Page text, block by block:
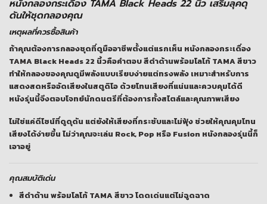
หนังกลองกระเดื่อง TAMA Black Heads 22 นิ้ว เสริมลุคดุ
ดันให้ชุดกลองคุณ
เหตุผลที่ควรซื้อสินค้า
ถ้าคุณต้องการกลองชุดที่ดูมืออาชีพตั้งแต่แรกเห็น หนังกลองกระเดื่อง
TAMA Black Heads 22 นิ้วคือคำตอบ สีดำด้านพร้อมโลโก้ TAMA สีขาว
ทำให้กลองของคุณดูมีพลังแบบเรียบง่ายแต่ทรงพลัง เหมาะสำหรับการ
แสดงสดหรืออัดเสียงในสตูดิโอ ด้วยโทนเสียงที่แน่นและควบคุมได้ดี
หนังรุ่นนี้จึงตอบโจทย์นักดนตรีที่ต้องการทั้งสไตล์และคุณภาพเสียง
ไม่ใช่แค่ดีไซน์ที่ดูดุดัน แต่ยังให้เสียงที่กระชับและไม่ฟุ้ง ช่วยให้คุณคุมโทน
เสียงได้ง่ายขึ้น ไม่ว่าคุณจะเล่น Rock, Pop หรือ Fusion หนังกลองรุ่นนี้ก็
เอาอยู่
คุณสมบัติเด่น
สีดำด้าน พร้อมโลโก้ TAMA สีขาว โดดเด่นแต่ไม่ฉูดฉาด